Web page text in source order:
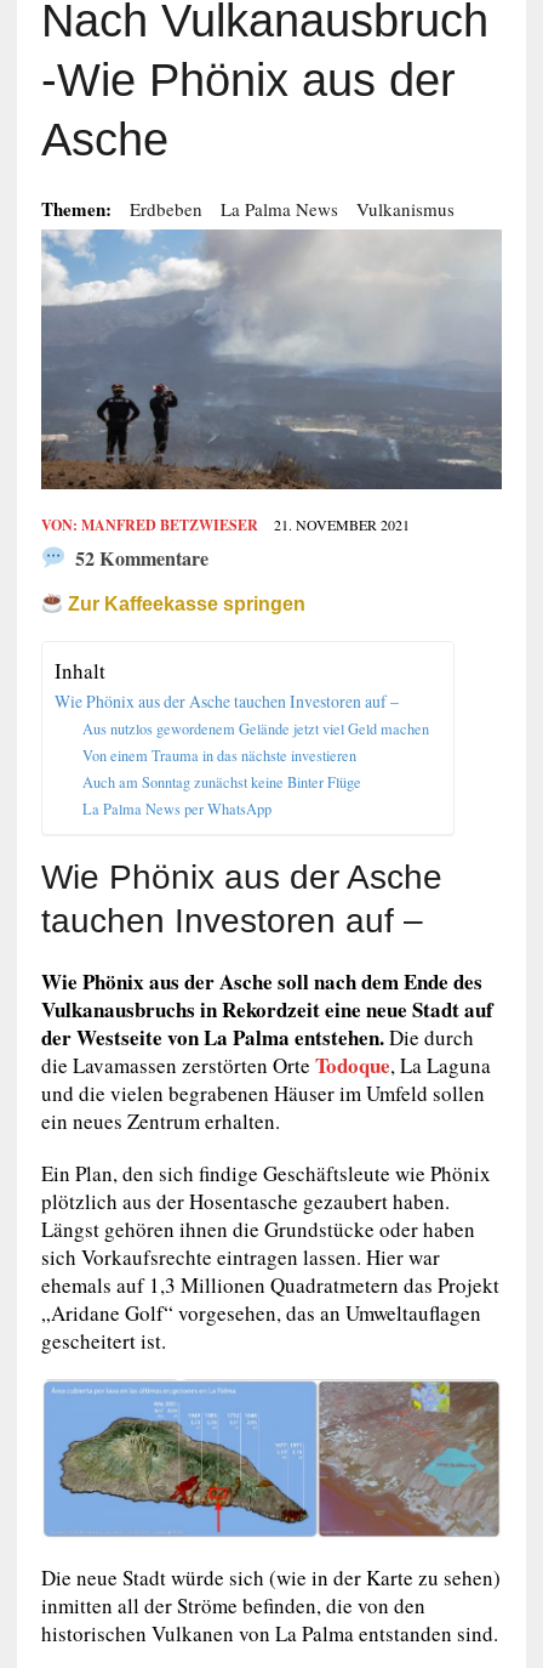
Nach Vulkanausbruch
-Wie Phönix aus der
Asche
Themen: Erdbeben La Palma News Vulkanismus
VON: MANFRED BETZWIESER 21. NOVEMBER 2021
52 Kommentare
Zur Kaffeekasse springen
Inhalt
Wie Phönix aus der Asche tauchen Investoren auf –
Aus nutzlos gewordenem Gelände jetzt viel Geld machen
Von einem Trauma in das nächste investieren
Auch am Sonntag zunächst keine Binter Flüge
La Palma News per WhatsApp
Wie Phönix aus der Asche
tauchen Investoren auf –
Wie Phönix aus der Asche soll nach dem Ende des
Vulkanausbruchs in Rekordzeit eine neue Stadt auf
der Westseite von La Palma entstehen.Die durch
die Lavamassen zerstörten Orte Todoque, La Laguna
und die vielen begrabenen Häuser im Umfeld sollen
ein neues Zentrum erhalten.
Ein Plan, den sich findige Geschäftsleute wie Phönix
plötzlich aus der Hosentasche gezaubert haben.
Längst gehören ihnen die Grundstücke oder haben
sich Vorkaufsrechte eintragen lassen. Hier war
ehemals auf 1,3 Millionen Quadratmetern das Projekt
„Aridane Golf“ vorgesehen, das an Umweltauflagen
gescheitert ist.
Die neue Stadt würde sich (wie in der Karte zu sehen)
inmitten all der Ströme befinden, die von den
historischen Vulkanen von La Palma entstanden sind.